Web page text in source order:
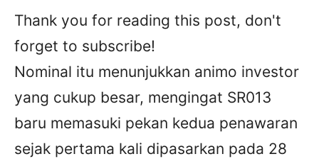
Thank you for reading this post, don't
forget to subscribe!
Nominal itu menunjukkan animo investor
yang cukup besar, mengingat SR013
baru memasuki pekan kedua penawaran
sejak pertama kali dipasarkan pada 28